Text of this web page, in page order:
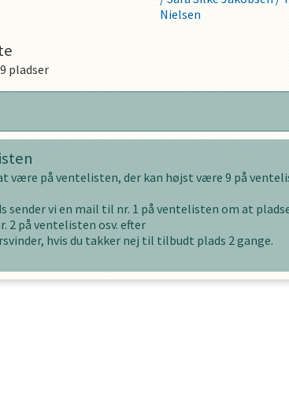
Nielsen
9 pladser
være på ventelisten, der kan højst være9 på
sender vi en mail til nr. 1 på ventelisten om at
2 på ventelisten osv. efter
hvis du takker nej til tilbudt plads 2gange.